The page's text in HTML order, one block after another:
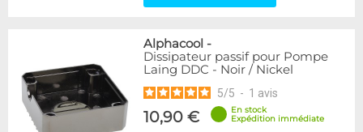
Alphacool -
Dissipateur passif pour Pompe
Laing DDC - Noir / Nickel
5/5 - 1 avis
10,90 €
En stock
Expédition immédiate